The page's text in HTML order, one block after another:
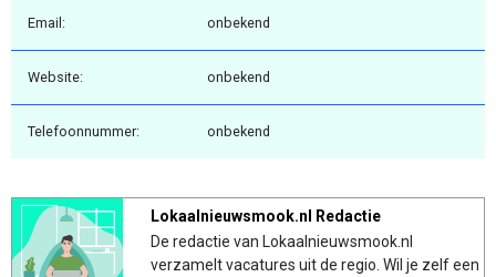
Email: onbekend
Website: onbekend
Telefoonnummer: onbekend
Lokaalnieuwsmook.nl Redactie
De redactie van Lokaalnieuwsmook.nl
verzamelt vacatures uit de regio. Wil je zelf een